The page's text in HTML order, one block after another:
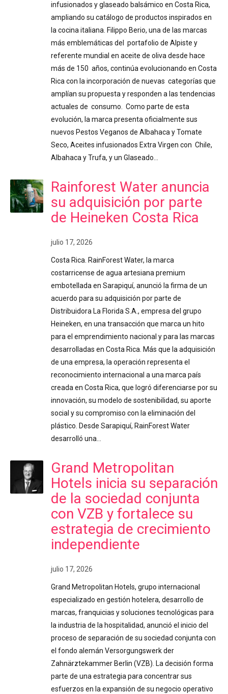
infusionados y glaseado balsámico en Costa Rica,
ampliando su catálogo de productos inspirados en
la cocina italiana. Filippo Berio, una de las marcas
más emblemáticas del portafolio de Alpiste y
referente mundial en aceite de oliva desde hace
más de 150 años, continúa evolucionando en Costa
Rica con la incorporación de nuevas categorías que
amplían su propuesta y responden a las tendencias
actuales de consumo. Como parte de esta
evolución, la marca presenta oficialmente sus
nuevos Pestos Veganos de Albahaca y Tomate
Seco, Aceites infusionados Extra Virgen con Chile,
Albahaca y Trufa, y un Glaseado…
Rainforest Water anuncia
su adquisición por parte
de Heineken Costa Rica
julio 17, 2026
Costa Rica. RainForest Water, la marca
costarricense de agua artesiana premium
embotellada en Sarapiquí, anunció la firma de un
acuerdo para su adquisición por parte de
Distribuidora La Florida S.A., empresa del grupo
Heineken, en una transacción que marca un hito
para el emprendimiento nacional y para las marcas
desarrolladas en Costa Rica. Más que la adquisición
de una empresa, la operación representa el
reconocimiento internacional a una marca país
creada en Costa Rica, que logró diferenciarse por su
innovación, su modelo de sostenibilidad, su aporte
social y su compromiso con la eliminación del
plástico. Desde Sarapiquí, RainForest Water
desarrolló una…
Grand Metropolitan
Hotels inicia su separación
de la sociedad conjunta
con VZB y fortalece su
estrategia de crecimiento
independiente
julio 17, 2026
Grand Metropolitan Hotels, grupo internacional
especializado en gestión hotelera, desarrollo de
marcas, franquicias y soluciones tecnológicas para
la industria de la hospitalidad, anunció el inicio del
proceso de separación de su sociedad conjunta con
el fondo alemán Versorgungswerk der
Zahnärztekammer Berlin (VZB). La decisión forma
parte de una estrategia para concentrar sus
esfuerzos en la expansión de su negocio operativo